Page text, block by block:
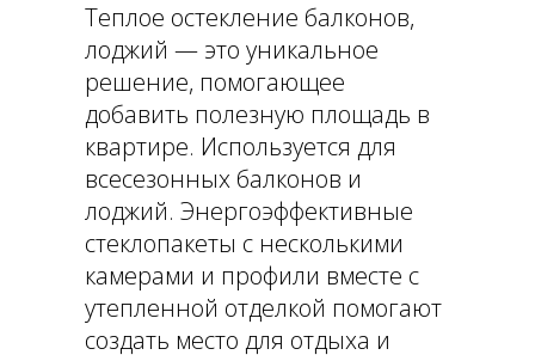
Теплое остекление балконов,
лоджий — это уникальное
решение, помогающее
добавить полезную площадь в
квартире. Используется для
всесезонных балконов и
лоджий. Энергоэффективные
стеклопакеты с несколькими
камерами и профили вместе с
утепленной отделкой помогают
создать место для отдыха и